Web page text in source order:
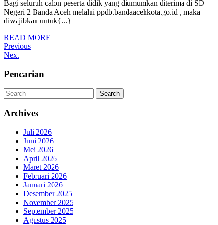
Ulang
2022
Bagi seluruh calon peserta didik yang diumumkan diterima di SD
Negeri 2 Banda Aceh melalui ppdb.bandaacehkota.go.id , maka
diwajibkan untuk{...}
READ MORE
Navigasi
pos
Previous
Post
Previous
Next
Next
Pencarian
Search Search
Archives
Juli 2026
Juni 2026
Mei 2026
April 2026
Maret 2026
Februari 2026
Januari 2026
Desember 2025
November 2025
September 2025
Agustus 2025